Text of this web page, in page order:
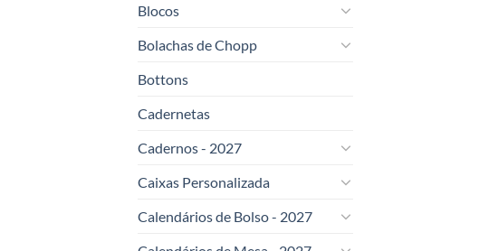
Blocos
Bolachas de Chopp
Bottons
Cadernetas
Cadernos - 2027
Caixas Personalizada
Calendários de Bolso - 2027